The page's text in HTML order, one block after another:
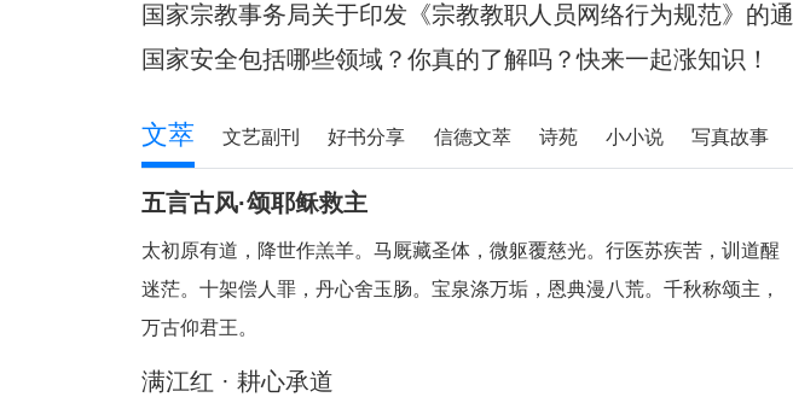
国家宗教事务局关于印发《宗教教职人员网络行为规范》的通
知
国家安全包括哪些领域？你真的了解吗？快来一起涨知识！
文萃 文艺副刊 好书分享 信德文萃 诗苑 小小说 写真故事
五言古风·颂耶稣救主
太初原有道，降世作羔羊。马厩藏圣体，微躯覆慈光。行医苏疾苦，训道醒
迷茫。十架偿人罪，丹心舍玉肠。宝泉涤万垢，恩典漫八荒。千秋称颂主，
万古仰君王。
满江红 · 耕心承道